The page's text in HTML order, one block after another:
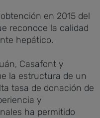
en 2015 del
reconoce la calidad
hepático.
Casafont y
la estructura de un
tasa de donación de
y
ha permitido